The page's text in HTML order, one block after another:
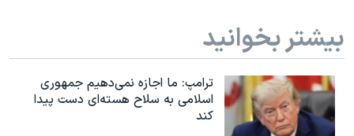
بیشتر بخوانید
ترامپ: ما اجازه نمی‌دهیم جمهوری
اسلامی به سلاح هسته‌ای دست پیدا
کند